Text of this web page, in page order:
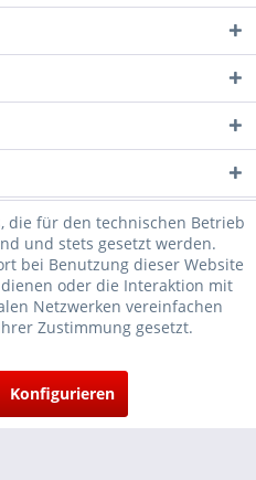
Freiberufler und
verstehen sich alle Preise zzgl.
beschrieben
die für den technischen Betrieb
und stets gesetzt werden.
bei Benutzung dieser Website
oder die Interaktion mit
Netzwerken vereinfachen
Zustimmung gesetzt.
Konfigurieren